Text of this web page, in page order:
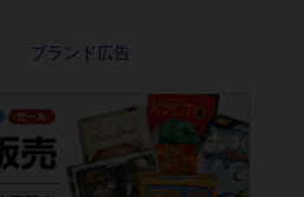
ール説明時間は含まれていないため、初めて
・海賊同士の対決など、ゲームコンセプトを絞
機能です。例えば「ダイスロール」はランダ